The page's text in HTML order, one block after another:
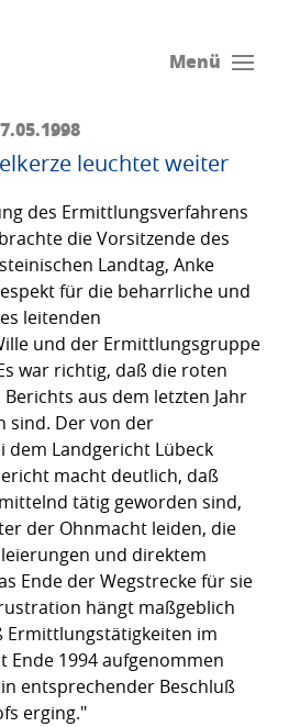
Menü
leuchtet weiter
des Ermittlungsverfahrens
die Vorsitzende des
Landtag, Anke
für die beharrliche und
leitenden
und der Ermittlungsgruppe
war richtig, daß die roten
aus dem letzten Jahr
sind. Der von der
dem Landgericht Lübeck
macht deutlich, daß
tätig geworden sind,
der Ohnmacht leiden, die
und direktem
Ende der Wegstrecke für sie
hängt maßgeblich
Ermittlungstätigkeiten im
Ende 1994 aufgenommen
entsprechender Beschluß
erging."